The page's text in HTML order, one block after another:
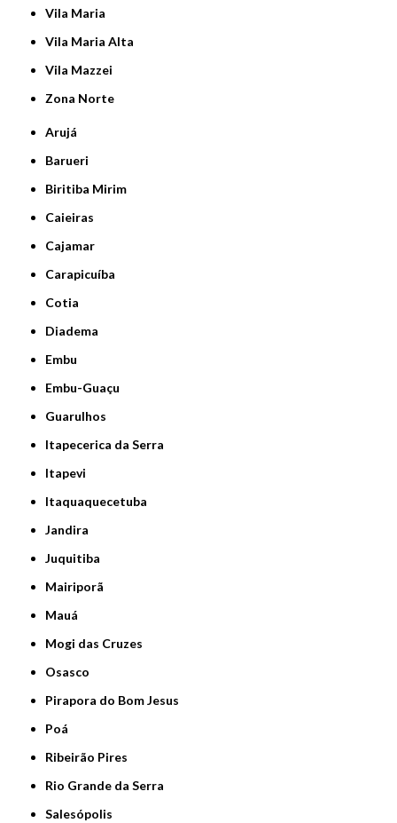
Vila Maria
Vila Maria Alta
Vila Mazzei
Zona Norte
Arujá
Barueri
Biritiba Mirim
Caieiras
Cajamar
Carapicuíba
Cotia
Diadema
Embu
Embu-Guaçu
Guarulhos
Itapecerica da Serra
Itapevi
Itaquaquecetuba
Jandira
Juquitiba
Mairiporã
Mauá
Mogi das Cruzes
Osasco
Pirapora do Bom Jesus
Poá
Ribeirão Pires
Rio Grande da Serra
Salesópolis